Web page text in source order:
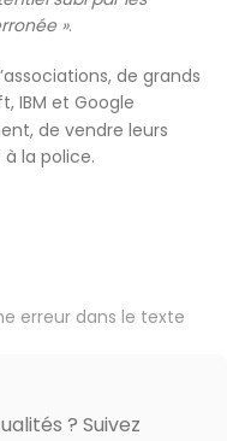
».
de grands
IBM et Google
de vendre leurs
la police.
erreur dans le texte
? Suivez